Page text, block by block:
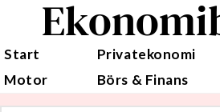
Start Privatekonomi
Motor
Börs & Finans